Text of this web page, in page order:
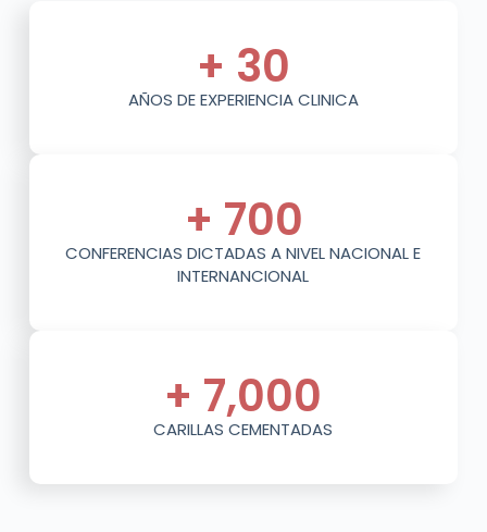
+ 30
AÑOS DE EXPERIENCIA CLINICA
+ 700
CONFERENCIAS DICTADAS A NIVEL NACIONAL E
INTERNANCIONAL
+ 7,000
CARILLAS CEMENTADAS